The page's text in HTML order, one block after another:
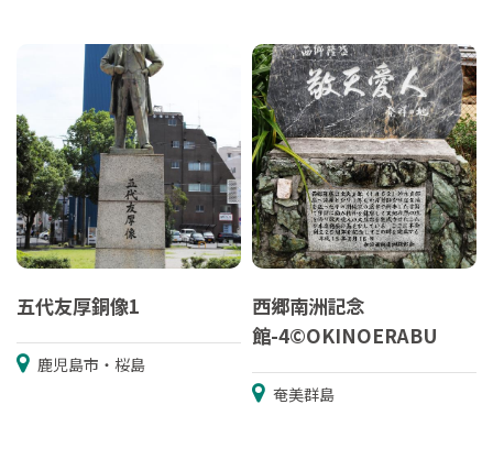
五代友厚銅像1
鹿児島市・桜島
西郷南洲記念
館-4©OKINOERABU
奄美群島